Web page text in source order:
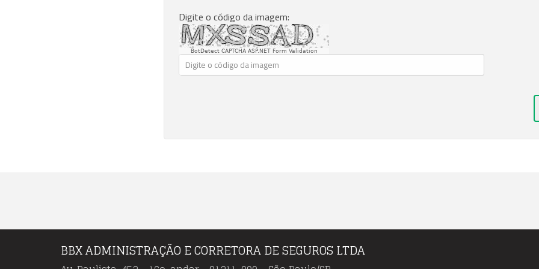
Digite o código da imagem:
BotDetect CAPTCHA ASP.NET Form Validation
BBX ADMINISTRAÇÃO E CORRETORA DE SEGUROS LTDA